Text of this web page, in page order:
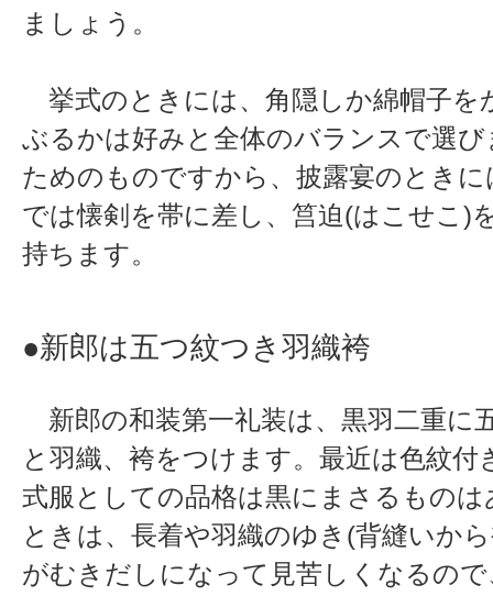
ましょう。
挙式のときには、角隠しか綿帽子を
ぶるかは好みと全体のバランスで選
ためのものですから、披露宴のとき
では懐剣を帯に差し、筥迫(はこせこ)
持ちます。
●新郎は五つ紋つき羽織袴
新郎の和装第一礼装は、黒羽二重に
と羽織、袴をつけます。最近は色紋
式服としての品格は黒にまさるもの
ときは、長着や羽織のゆき(背縫いか
がむきだしになって見苦しくなるの